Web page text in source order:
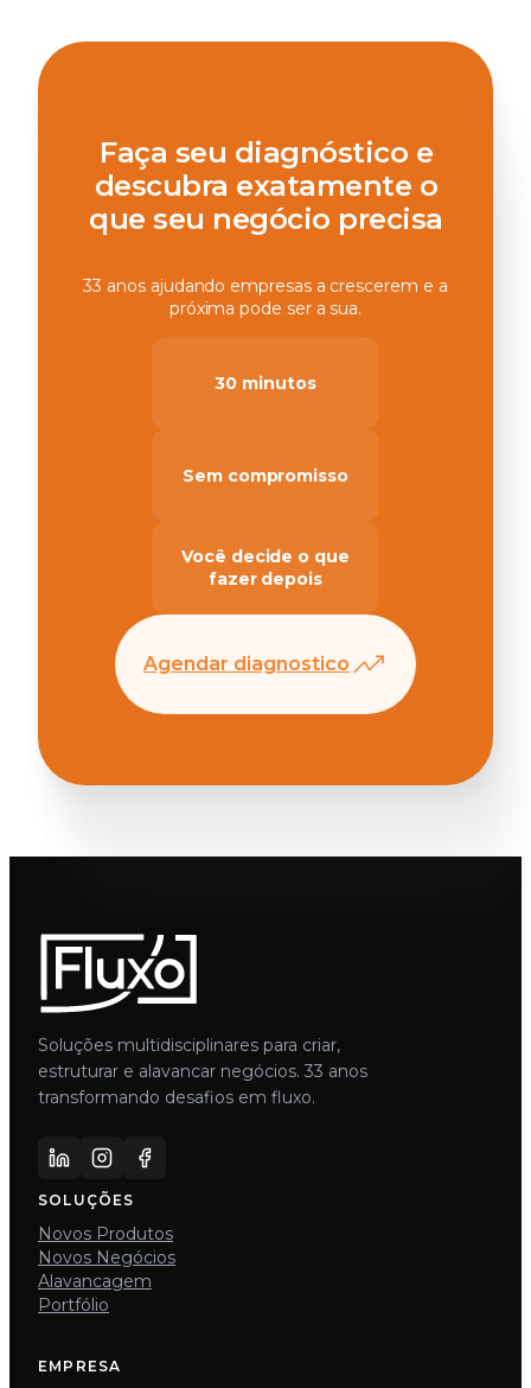
Faça seu diagnóstico e
descubra exatamente o
que seu negócio precisa
33 anos ajudando empresas a crescerem e a
próxima pode ser a sua.
30 minutos
Sem compromisso
Você decide o que
fazer depois
Agendar diagnostico
Soluções multidisciplinares para criar,
estruturar e alavancar negócios. 33 anos
transformando desafios em fluxo.
SOLUÇÕES
Novos Produtos
Novos Negócios
Alavancagem
Portfólio
EMPRESA